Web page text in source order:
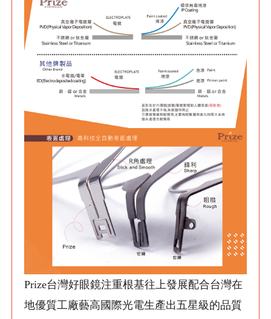
Prize台灣好眼鏡注重根基往上發展配合台灣在
地優質工廠藝高國際光電生產出五星級的品質